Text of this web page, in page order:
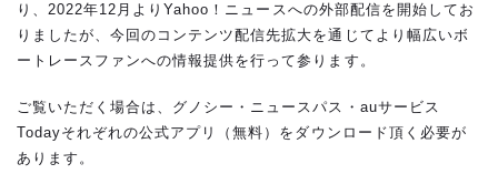
り、2022年12月よりYahoo！ニュースへの外部配信を開始してお
りましたが、今回のコンテンツ配信先拡大を通じてより幅広いボ
ートレースファンへの情報提供を行って参ります。
ご覧いただく場合は、グノシー・ニュースパス・auサービス
Todayそれぞれの公式アプリ（無料）をダウンロード頂く必要が
あります。